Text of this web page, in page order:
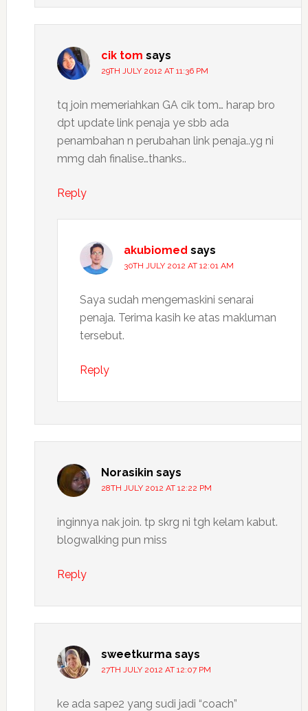
cik tom says
29TH JULY 2012 AT 11:36 PM
tq join memeriahkan GA cik tom… harap bro
dpt update link penaja ye sbb ada
penambahan n perubahan link penaja..yg ni
mmg dah finalise…thanks..
Reply
akubiomed says
30TH JULY 2012 AT 12:01 AM
Saya sudah mengemaskini senarai
penaja. Terima kasih ke atas makluman
tersebut.
Reply
Norasikin says
28TH JULY 2012 AT 12:22 PM
inginnya nak join. tp skrg ni tgh kelam kabut.
blogwalking pun miss
Reply
sweetkurma says
27TH JULY 2012 AT 12:07 PM
ke ada sape2 yang sudi jadi “coach”